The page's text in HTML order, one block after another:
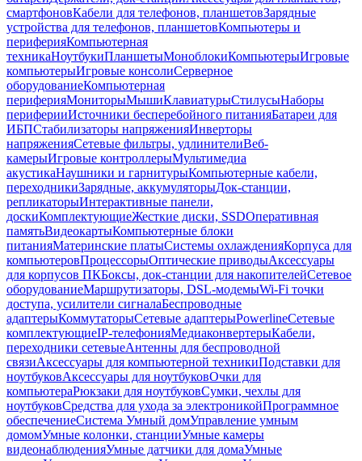
смартфоновКабели для телефонов, планшетовЗарядные
устройства для телефонов, планшетовКомпьютеры и
периферияКомпьютерная
техникаНоутбукиПланшетыМоноблокиКомпьютерыИгровые
компьютерыИгровые консолиСерверное
оборудованиеКомпьютерная
периферияМониторыМышиКлавиатурыСтилусыНаборы
периферииИсточники бесперебойного питанияБатареи для
ИБПСтабилизаторы напряженияИнверторы
напряженияСетевые фильтры, удлинителиВеб-
камерыИгровые контроллерыМультимедиа
акустикаНаушники и гарнитурыКомпьютерные кабели,
переходникиЗарядные, аккумуляторыДок-станции,
репликаторыИнтерактивные панели,
доскиКомплектующиеЖесткие диски, SSDОперативная
памятьВидеокартыКомпьютерные блоки
питанияМатеринские платыСистемы охлажденияКорпуса для
компьютеровПроцессорыОптические приводыАксессуары
для корпусов ПКБоксы, док-станции для накопителейСетевое
оборудованиеМаршрутизаторы, DSL-модемыWi-Fi точки
доступа, усилители сигналаБеспроводные
адаптерыКоммутаторыСетевые адаптерыPowerlineСетевые
комплектующиеIP-телефонияМедиаконвертерыКабели,
переходники сетевыеАнтенны для беспроводной
связиАксессуары для компьютерной техникиПодставки для
ноутбуковАксессуары для ноутбуковОчки для
компьютераРюкзаки для ноутбуковСумки, чехлы для
ноутбуковСредства для ухода за электроникойПрограммное
обеспечениеСистема Умный домУправление умным
домомУмные колонки, станцииУмные камеры
видеонаблюденияУмные датчики для домаУмные